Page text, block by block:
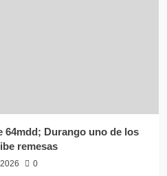
64mdd; Durango uno de los
remesas
0